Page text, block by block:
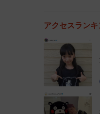
アクセスランキ